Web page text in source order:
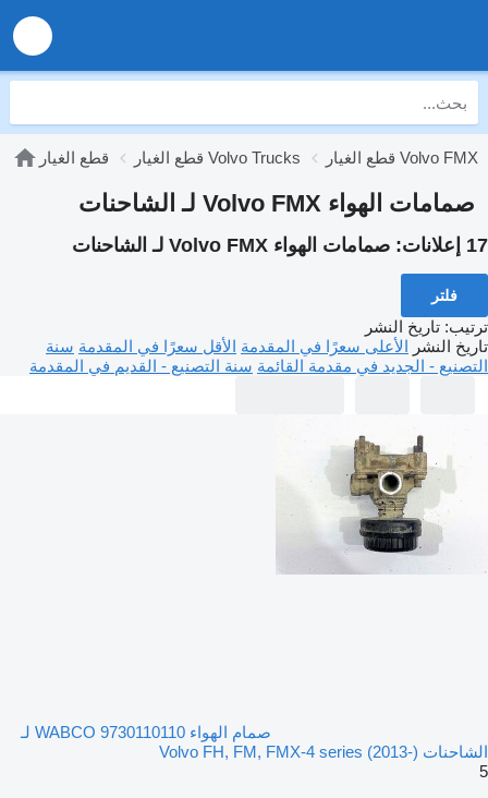
قطع الغيار قطع الغيار Volvo Trucks قطع الغيار Volvo FMX
صمامات الهواء Volvo FMX لـ الشاحنات
17 إعلانات: صمامات الهواء Volvo FMX لـ الشاحنات
فلتر
ترتيب: تاريخ النشر
تاريخ النشر الأعلى سعرًا في المقدمة الأقل سعرًا في المقدمة سنة
التصنيع - الجديد في مقدمة القائمة سنة التصنيع - القديم في المقدمة
صمام الهواء WABCO 9730110110 لـ
الشاحنات Volvo FH, FM, FMX-4 series (2013-)
5